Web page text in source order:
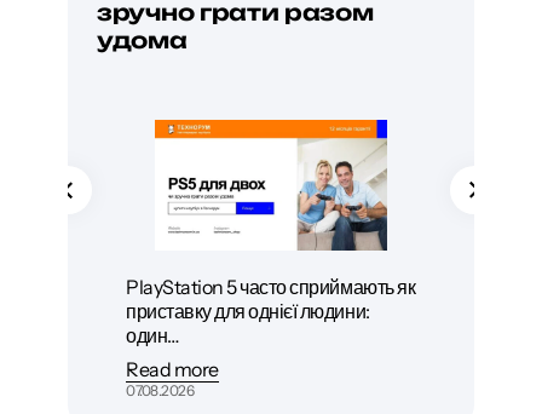
зручно грати разом
удома
PlayStation 5 часто сприймають як
приставку для однієї людини:
один…
Read more
07.08.2026